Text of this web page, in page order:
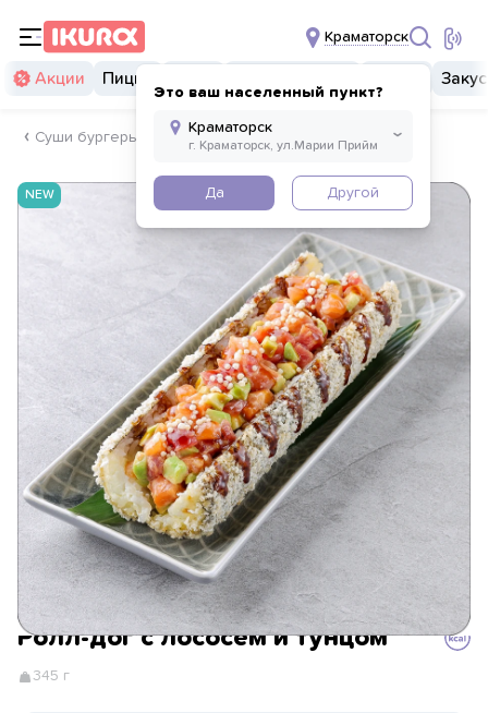
Краматорск
Это ваш населенный пункт?
Да Другой
Акции Пицца
Суши бургеры
NEW
Ролл-дог с лососем и тунцом
345 г